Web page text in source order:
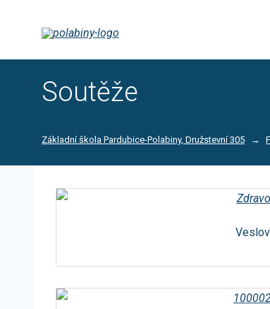
Soutěže
Základní škola Pardubice-Polabiny, Družstevní 305